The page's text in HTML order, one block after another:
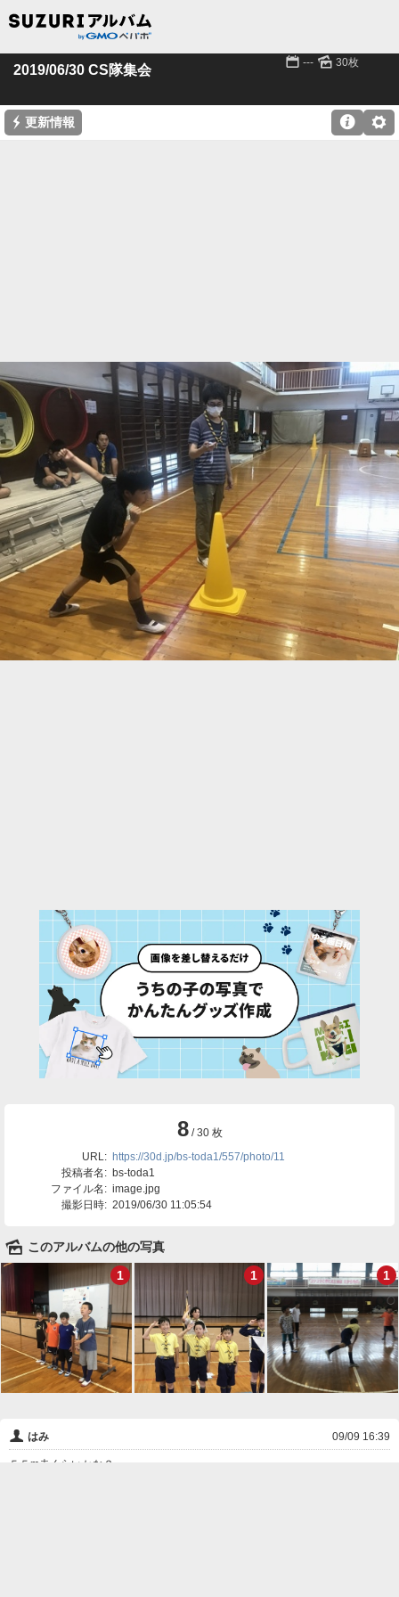
2019/06/30 CS隊集会 📅 --- 🌄 30枚
⚡ 更新情報 ⚙

8 / 30 枚
URL: https://30d.jp/bs-toda1/557/photo/11
投稿者名: bs-toda1
ファイル名: image.jpg
撮影日時: 2019/06/30 11:05:54
🌄 このアルバムの他の写真
1
1 1
👤 はみ 09/09 16:39
５５m走くらいかな？